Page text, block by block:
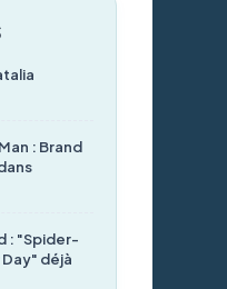
: Brand
: "Spider-
Day" déjà